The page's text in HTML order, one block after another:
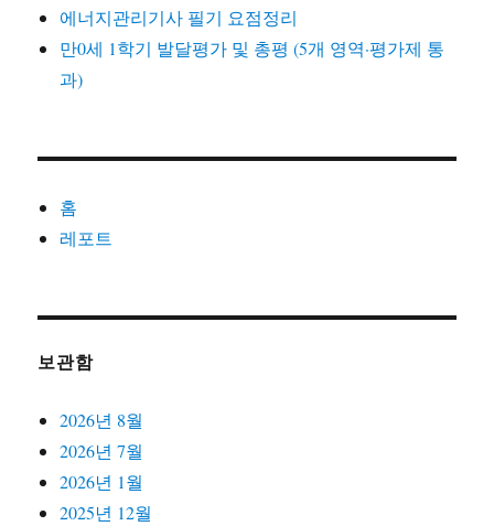
에너지관리기사 필기 요점정리
만0세 1학기 발달평가 및 총평 (5개 영역·평가제 통
과)
홈
레포트
보관함
2026년 8월
2026년 7월
2026년 1월
2025년 12월